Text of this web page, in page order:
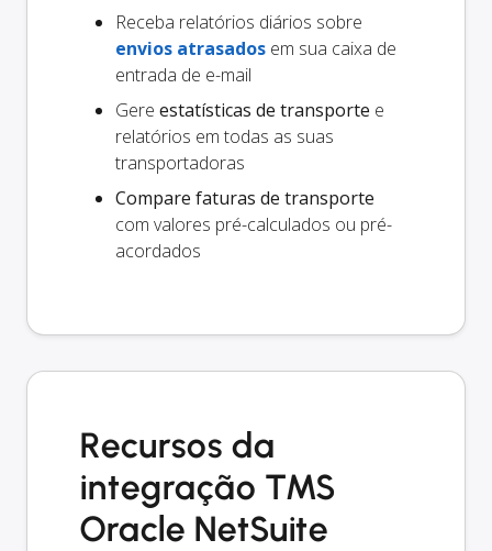
Receba relatórios diários sobre
envios atrasados em sua caixa de
entrada de e-mail
Gere estatísticas de transporte e
relatórios em todas as suas
transportadoras
Compare faturas de transporte
com valores pré-calculados ou pré-
acordados
Recursos da
integração TMS
Oracle NetSuite